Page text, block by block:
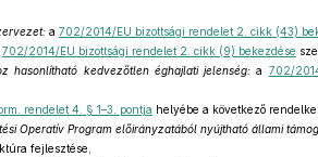
a 702/2014/EU bizottsági rendelet 2. cikk (43)
702/2014/EU bizottsági rendelet 2. cikk (9) bekezdése
hasonlítható kedvezőtlen éghajlati jelenség: a 702/
rendelet 4. § 1–3. pontja helyébe a következő
Operatív Program előirányzatából nyújtható állami
fejlesztése,